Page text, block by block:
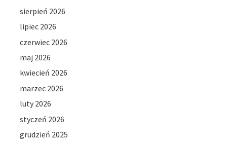
sierpień 2026
lipiec 2026
czerwiec 2026
maj 2026
kwiecień 2026
marzec 2026
luty 2026
styczeń 2026
grudzień 2025